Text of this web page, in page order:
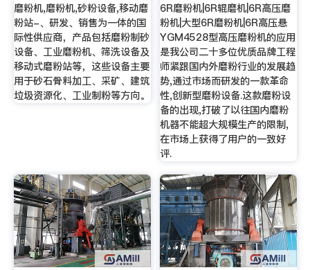
磨粉机,磨粉机,砂粉设备,移动磨
粉站-、研发、销售为一体的国
际性供应商，产品包括磨粉制砂
设备、工业磨粉机、筛洗设备及
移动式磨粉站等，这些设备主要
用于砂石骨料加工、采矿、建筑
垃圾资源化、工业制粉等方向。
6R磨粉机|6R辊磨机|6R高压磨
粉机|大型6R磨粉机|6R高压悬
YGM4528型高压磨粉机的应用
是我公司二十多位优质品牌工程
师紧跟国内外磨粉行业的发展趋
势,通过市场而研发的一款革命
性,创新型磨粉设备.这款磨粉设
备的出现,打破了以往国内磨粉
机器不能超大规模生产的限制,
在市场上获得了用户的一致好
评.